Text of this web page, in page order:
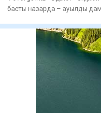
басты назарда – ауылды